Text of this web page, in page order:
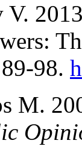
V.
98.
M.